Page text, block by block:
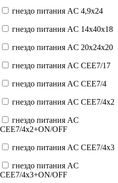
гнездо питания AC 4,9x24
гнездо питания AC 14x40x18
гнездо питания AC 20x24x20
гнездо питания AC CEE7/17
гнездо питания AC CEE7/4
гнездо питания AC CEE7/4x2
гнездо питания AC
CEE7/4x2+ON/OFF
гнездо питания AC CEE7/4x3
гнездо питания AC
CEE7/4x3+ON/OFF